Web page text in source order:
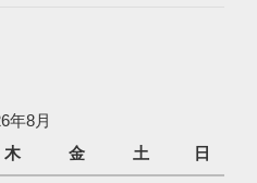
年8月
木 金 土 日